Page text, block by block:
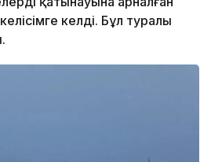
келді. Бұл туралы